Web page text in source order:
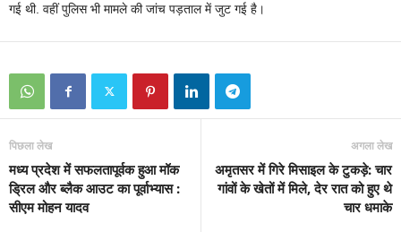
गई थी. वहीं पुलिस भी मामले की जांच पड़ताल में जुट गई है।
पिछला लेख
मध्य प्रदेश में सफलतापूर्वक हुआ मॉक
ड्रिल और ब्लैक आउट का पूर्वाभ्यास :
सीएम मोहन यादव
अगला लेख
अमृतसर में गिरे मिसाइल के टुकड़े: चार
गांवों के खेतों में मिले, देर रात को हुए थे
चार धमाके